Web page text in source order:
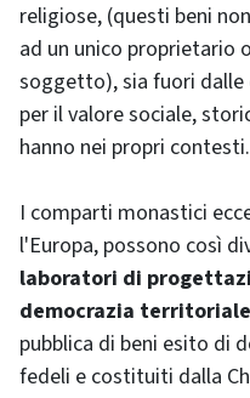
religiose, (questi beni
ad un unico proprietario
soggetto), sia fuori
per il valore sociale,
hanno nei propri contesti.
I comparti monastici
l'Europa, possono così
laboratori di
democrazia territoriale
pubblica di beni esito di
fedeli e costituiti dalla